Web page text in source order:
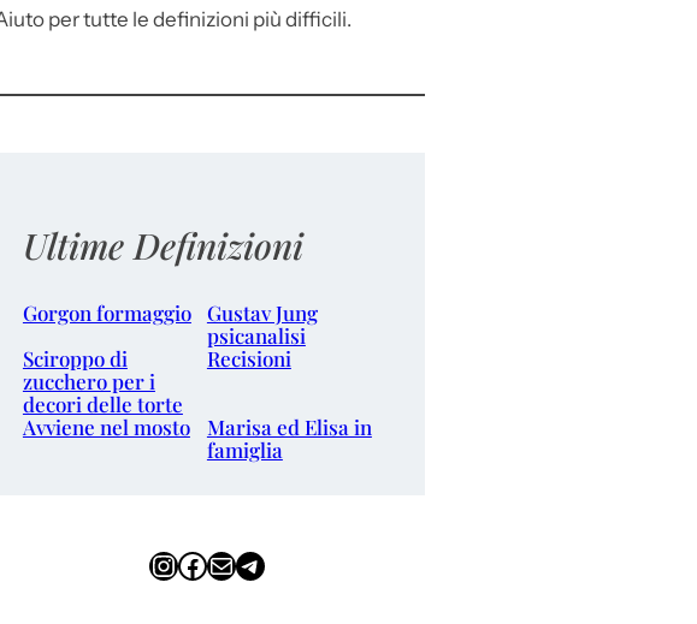
per tutte le definizioni più difficili.
Ultime Definizioni
Gorgon formaggio Gustav Jung
psicanalisi
Sciroppo di
zucchero per i
decori delle torte
Recisioni
Avviene nel mosto
Marisa ed Elisa in
famiglia
InstagramFacebook Email Telegram